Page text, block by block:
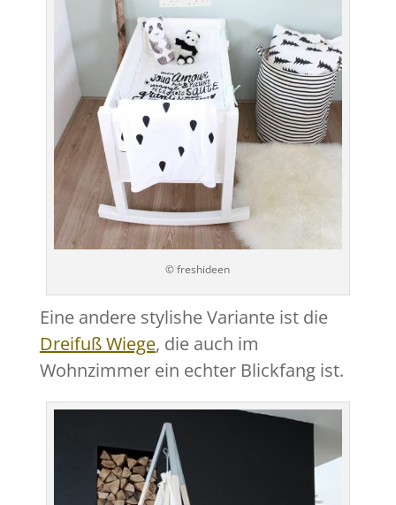
© freshideen
Eine andere stylishe Variante ist die
Dreifuß Wiege, die auch im
Wohnzimmer ein echter Blickfang ist.